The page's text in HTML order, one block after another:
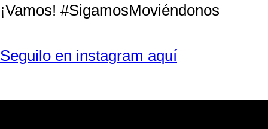
¡Vamos! #SigamosMoviéndonos
Seguilo en instagram aquí